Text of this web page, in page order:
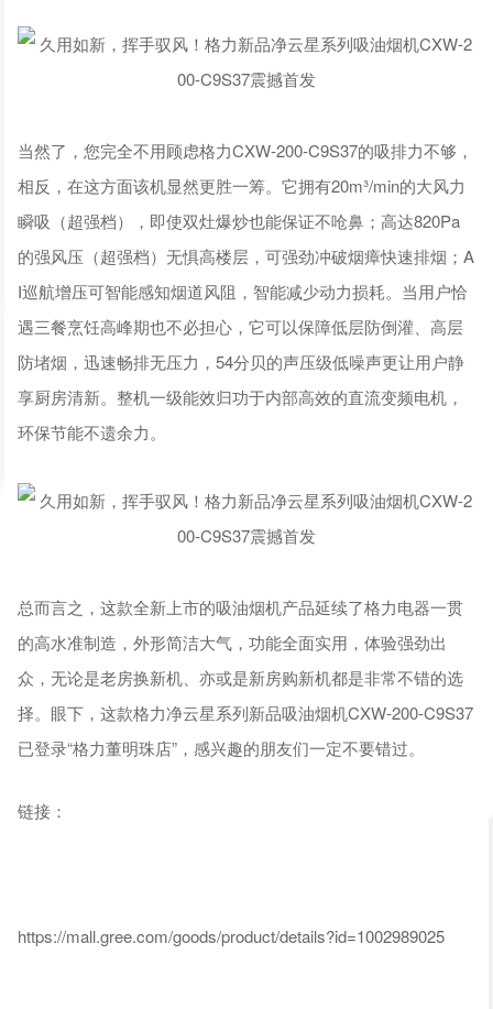
当然了，您完全不用顾虑格力CXW-200-C9S37的吸排力不够，
相反，在这方面该机显然更胜一筹。它拥有20m³/min的大风力
瞬吸（超强档），即使双灶爆炒也能保证不呛鼻；高达820Pa
的强风压（超强档）无惧高楼层，可强劲冲破烟瘴快速排烟；A
I巡航增压可智能感知烟道风阻，智能减少动力损耗。当用户恰
遇三餐烹饪高峰期也不必担心，它可以保障低层防倒灌、高层
防堵烟，迅速畅排无压力，54分贝的声压级低噪声更让用户静
享厨房清新。整机一级能效归功于内部高效的直流变频电机，
环保节能不遗余力。
总而言之，这款全新上市的吸油烟机产品延续了格力电器一贯
的高水准制造，外形简洁大气，功能全面实用，体验强劲出
众，无论是老房换新机、亦或是新房购新机都是非常不错的选
择。眼下，这款格力净云星系列新品吸油烟机CXW-200-C9S37
已登录“格力董明珠店”，感兴趣的朋友们一定不要错过。
链接：
https://mall.gree.com/goods/product/details?id=1002989025